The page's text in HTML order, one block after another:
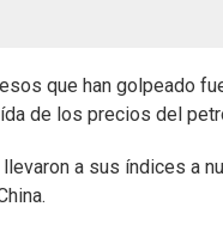
que han golpeado
de los precios del
llevaron a sus índices a